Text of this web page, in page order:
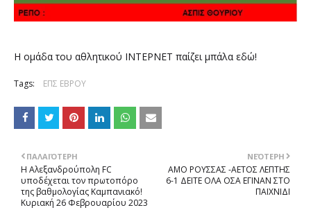
Η ομάδα του αθλητικού ΙΝΤΕΡΝΕΤ παίζει μπάλα εδώ!
Tags: ΕΠΣ ΕΒΡΟΥ
ΝΕΌΤΕΡΗ
ΑΜΟ ΡΟΥΣΣΑΣ -ΑΕΤΟΣ ΛΕΠΤΗΣ
6-1 ΔΕΙΤΕ ΟΛΑ ΟΣΑ ΕΓΙΝΑΝ ΣΤΟ
ΠΑΙΧΝΙΔΙ
ΠΑΛΑΙΌΤΕΡΗ
H Αλεξανδρούπολη FC
υποδέχεται τον πρωτοπόρο
της βαθμολογίας Καμπανιακό!
Κυριακή 26 Φεβρουαρίου 2023